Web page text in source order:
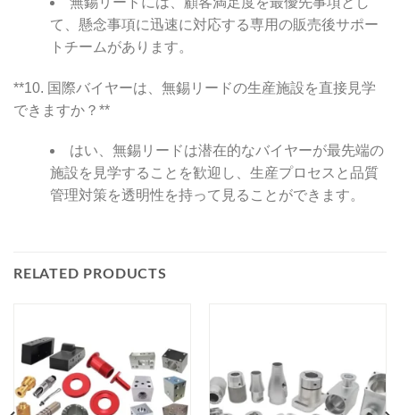
て、懸念事項に迅速に対応する専用の販売後サポー
トチームがあります。
**10. 国際バイヤーは、無錫リードの生産施設を直接見学
できますか？**
はい、無錫リードは潜在的なバイヤーが最先端の
施設を見学することを歓迎し、生産プロセスと品質
管理対策を透明性を持って見ることができます。
RELATED PRODUCTS